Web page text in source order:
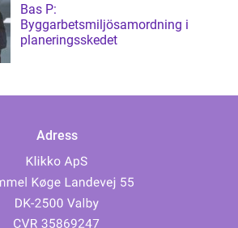
Bas P:
Byggarbetsmiljösamordning i
planeringsskedet
Adress